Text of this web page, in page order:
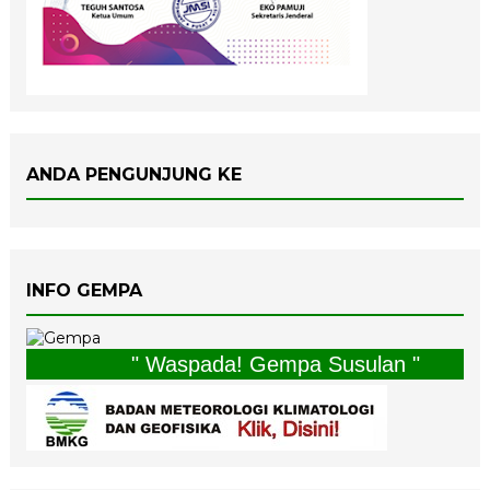
ANDA PENGUNJUNG KE
INFO GEMPA
" Waspada! Gempa Susulan "